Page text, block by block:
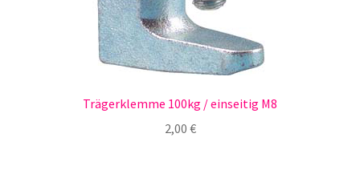
Trägerklemme 100kg / einseitig M8
2,00 €